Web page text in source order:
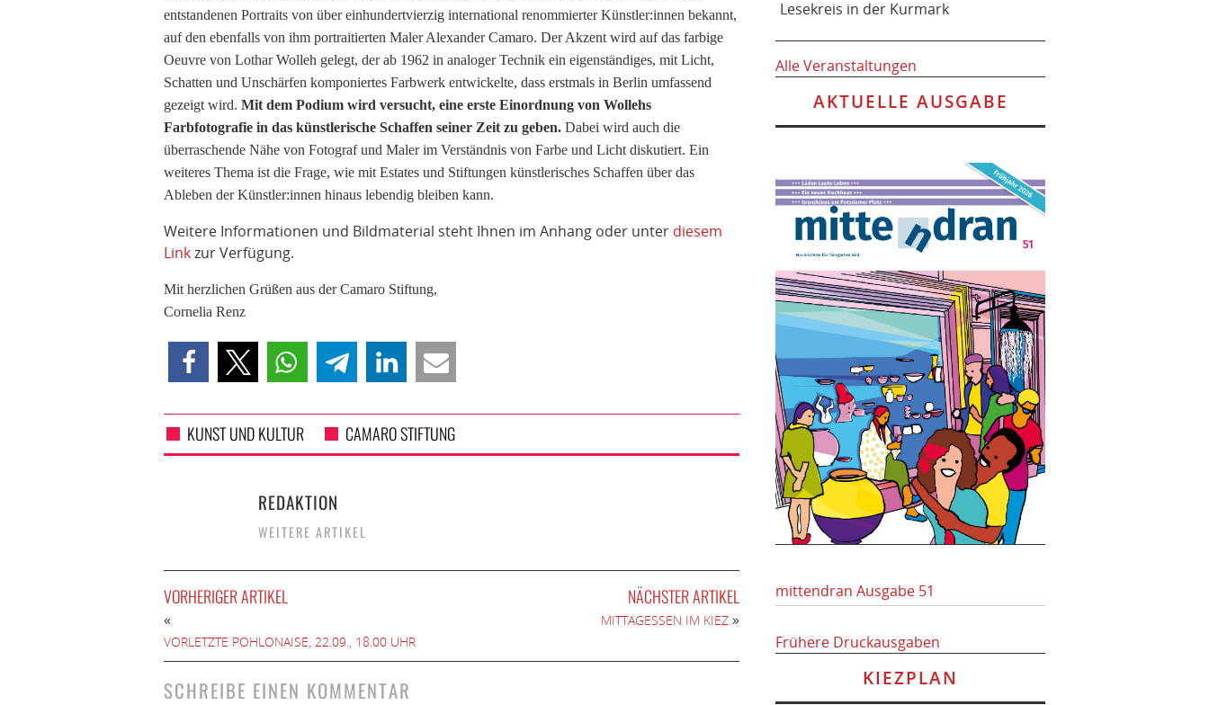
entstandenen Portraits von über einhundertvierzig international renommierter Künstler:innen bekannt,
auf den ebenfalls von ihm portraitierten Maler Alexander Camaro. Der Akzent wird auf das farbige
Oeuvre von Lothar Wolleh gelegt, der ab 1962 in analoger Technik ein eigenständiges, mit Licht,
Schatten und Unschärfen komponiertes Farbwerk entwickelte, dass erstmals in Berlin umfassend
gezeigt wird. Mit dem Podium wird versucht, eine erste Einordnung von Wollehs
Farbfotografie in das künstlerische Schaffen seiner Zeit zu geben. Dabei wird auch die
überraschende Nähe von Fotograf und Maler im Verständnis von Farbe und Licht diskutiert. Ein
weiteres Thema ist die Frage, wie mit Estates und Stiftungen künstlerisches Schaffen über das
Ableben der Künstler:innen hinaus lebendig bleiben kann.
Weitere Informationen und Bildmaterial steht Ihnen im Anhang oder unter diesem
Linkzur Verfügung.
Mit herzlichen Grüßen aus der Camaro Stiftung,
Cornelia Renz
KUNST UND KULTUR CAMARO STIFTUNG
REDAKTION
WEITERE ARTIKEL
VORHERIGER ARTIKEL
«
VORLETZTE POHLONAISE, 22.09., 18.00 UHR
NÄCHSTER ARTIKEL
MITTAGESSEN IM KIEZ »
SCHREIBE EINEN KOMMENTAR
Lesekreis in der Kurmark
Alle Veranstaltungen
AKTUELLE AUSGABE
mittendran Ausgabe 51
Frühere Druckausgaben
KIEZPLAN